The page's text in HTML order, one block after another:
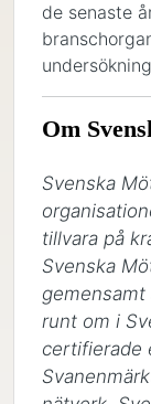
de senaste
Om
Svenska
tillvara på
Svenska
gemensamt
runt om i
certifierade